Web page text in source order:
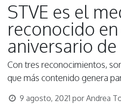
STVE es el
reconocido
aniversario de
Con tres reconocimientos,
que más contenido genera
9 agosto, 2021 porAndrea